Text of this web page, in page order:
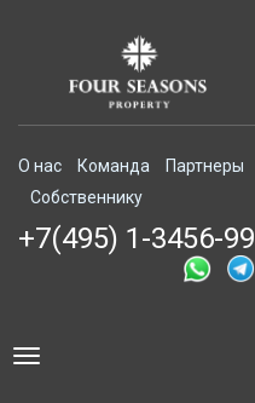
О нас Команда Партнеры
Собственнику
+7(495) 1-3456-99
Toggle